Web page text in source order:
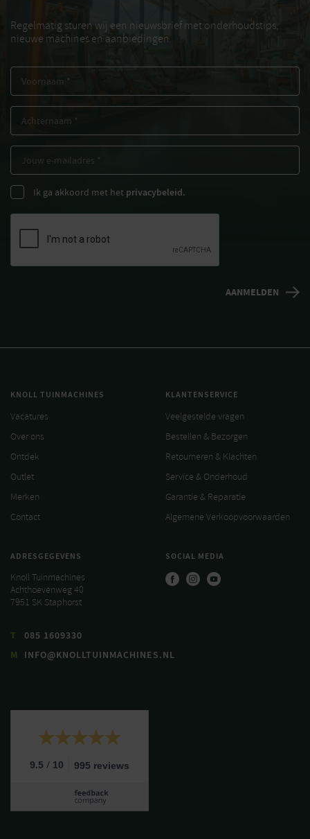
Regelmatig sturen wij een nieuwsbrief met onderhoudstips,
nieuwe machines en aanbiedingen
Ik ga akkoord met het privacybeleid.
KNOLL TUINMACHINES
Vacatures
Over ons
Ontdek
Outlet
Merken
Contact
KLANTENSERVICE
Veelgestelde vragen
Bestellen & Bezorgen
Retourneren & Klachten
Service & Onderhoud
Garantie & Reparatie
Algemene Verkoopvoorwaarden
ADRESGEGEVENS
Knoll Tuinmachines
Achthoevenweg 40
7951 SK Staphorst
T
085 1609330
M
INFO@KNOLLTUINMACHINES.NL
SOCIAL MEDIA
9.5 / 10 995 reviews